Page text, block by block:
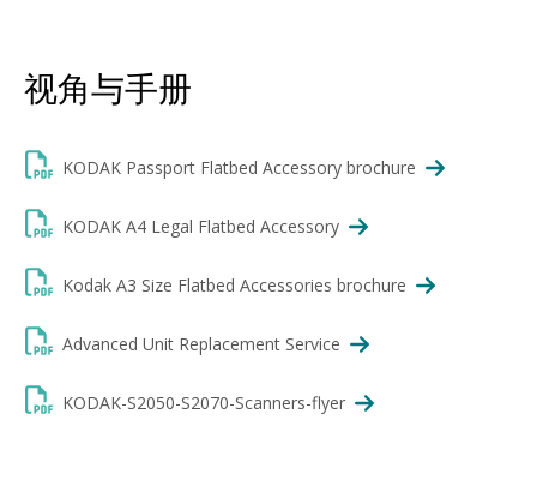
视角与手册
KODAK Passport Flatbed Accessory brochure
KODAK A4 Legal Flatbed Accessory
Kodak A3 Size Flatbed Accessories brochure
Advanced Unit Replacement Service
KODAK-S2050-S2070-Scanners-flyer